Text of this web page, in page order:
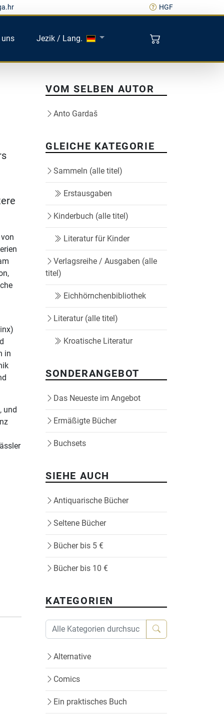
HGF
uns Jezik / Lang.
in
und
VOM SELBEN AUTOR
Anto Gardaš
GLEICHE KATEGORIE
Sammeln (alle titel)
Erstausgaben
Kinderbuch (alle titel)
Literatur für Kinder
Verlagsreihe / Ausgaben (alle
titel)
Eichhörnchenbibliothek
Literatur (alle titel)
Kroatische Literatur
SONDERANGEBOT
Das Neueste im Angebot
Ermäßigte Bücher
Buchsets
SIEHE AUCH
Antiquarische Bücher
Seltene Bücher
Bücher bis 5 €
Bücher bis 10 €
KATEGORIEN
Alternative
Comics
Ein praktisches Buch